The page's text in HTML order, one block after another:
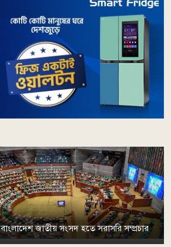
বাংলাদেশ জাতীয় সংসদ হতে সরাসরি সম্প্রচার